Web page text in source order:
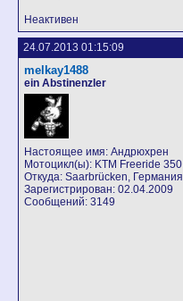
Неактивен
24.07.2013 01:15:09
melkay1488
ein Abstinenzler
Настоящее имя: Андрюхрен
Мотоцикл(ы): KTM Freeride 350
Откуда: Saarbrücken, Германия
Зарегистрирован: 02.04.2009
Сообщений: 3149